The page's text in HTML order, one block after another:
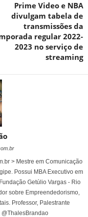
Prime Video e NBA
divulgam tabela de
transmissões da
regular 2022-
2023 no serviço de
streaming
> Mestre em Comunicação
Possui MBA Executivo em
Getúlio Vargas - Rio
sobre Empreendedorismo,
Professor, Palestrante
@ThalesBrandao